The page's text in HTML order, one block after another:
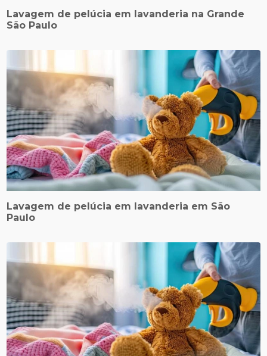
Lavagem de pelúcia em lavanderia na Grande
São Paulo
Lavagem de pelúcia em lavanderia em São
Paulo